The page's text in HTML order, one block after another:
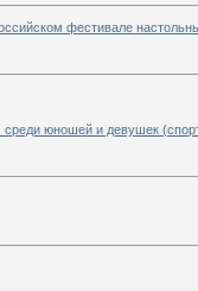
фестивале
юношей и девушек